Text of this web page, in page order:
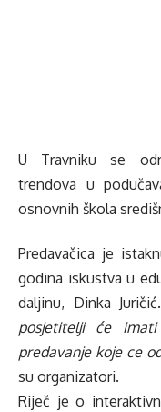
U Travniku se
trendova u
osnovnih škola
Predavačica je
godina iskustva u
daljinu, Dinka Juričić.
posjetitelji će
predavanje koje ce
su organizatori.
Riječ je o